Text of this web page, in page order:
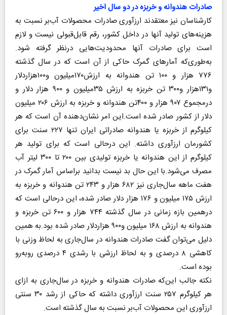
صادرات هندوانه و خربزه در دو سال اخیر
کارشناسان نیز معتقدند ارزآوری صادرات محصولات آب‌بر نسبت به
هزینه‌های تولید آنها در داخل کشور، رقم قابل‌قبولی نیست و لازم
است برای صادرات آنها محدودیت‌هایی در‌نظر گرفته شود.
به‌طوری‌که آمارهای گمرک حاکی از آن است که در سال گذشته
۷۷۶ هزار و ۱۰۰ تن هندوانه به ارزش۱۷۰میلیون و۱۰۰‌هزاردلار
و۱۳۱هزار و۳۰۰ تن خربزه به ارزش ۳۵‌میلیون و ۹۰۰ هزار دلار و
در‌مجموع ۹۰۷ هزار و ۴۰۰‌تن هندوانه و خربزه به ارزش ۲۰۶ میلیون
دلار از کشور صادر شده است.این امر نشان‌دهنده آن است که هر
کیلوگرم از خربزه یا هندوانه صادراتی ایران تنها ۲۲۷ سنت برای
کشورمان ارزآوری داشته‌. این در‌حالی است که برای تولید هر
کیلو‌گرم از این هندوانه یا خربزه تولیدی بین ۲۰۰ تا ۳۰۰ لیتر آب
مصرف می‌شود.با این حال بد نیست بدانید براساس آمار گمرک در
هفت ماهه سال‌جاری نیز ۶۸۲ هزار و ۲۴۳ تن هندوانه و خربزه به
ارزش ۱۷۵ میلیون و ۱۷۶ هزار دلار صادر شده، این در‌حالی است که
درهمین بازه زمانی در سال گذشته ۷۴۴ هزار و ۶۰۰ تن خربزه و
هندوانه به ارزش ۱۶۸ میلیون و۹۰۰ هزاردلار صادر شده بود.به همین
دلیل می‌توان گفت صادرات هندوانه در سال‌جاری به لحاظ وزنی با
کاهشی ۸ درصدی و به لحاظ ارزشی با رشدی ۴ درصدی روبه‌رو
بوده است.
نکته جالب این‌که صادرات هندوانه و خربزه در سال‌جاری به ازای
هر کیلوگرم ۲۵۷ سنت ارزآوری داشته که حاکی از رشد ۳۰ سنتی
ارزآوری این محصولات آب‌بر نسبت به سال گذشته است.